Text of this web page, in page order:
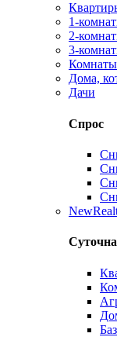
1-
2-
3-
Комнаты
Дома,
Дачи
Спрос
New